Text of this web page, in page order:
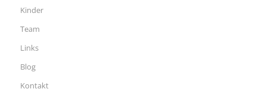
Kinder
Team
Links
Blog
Kontakt